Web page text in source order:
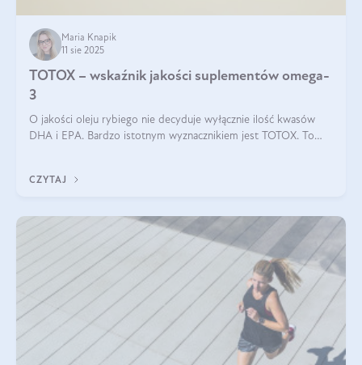
Maria Knapik
11 sie 2025
TOTOX – wskaźnik jakości suplementów omega-
3
O jakości oleju rybiego nie decyduje wyłącznie ilość kwasów
DHA i EPA. Bardzo istotnym wyznacznikiem jest TOTOX. To
CZYTAJ